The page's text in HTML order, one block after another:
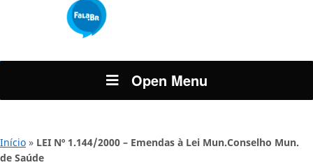
Open Menu
Início » LEI Nº 1.144/2000 – Emendas à Lei Mun.Conselho Mun.
de Saúde